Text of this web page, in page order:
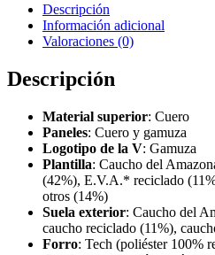
Descripción
Información adicional
Valoraciones (0)
Descripción
Material superior: Cuero
Paneles: Cuero y gamuza
Logotipo de la V: Gamuza
Plantilla: Caucho del
(42%), E.V.A.* reciclado
otros (14%)
Suela exterior: Caucho del
caucho reciclado (11%),
Forro: Tech (poliéster 100%